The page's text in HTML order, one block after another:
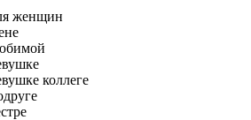
женщин
коллеге